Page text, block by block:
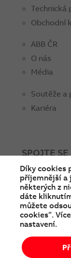
Technická
Obchodní
ABB ČR
O nás
Média
Soutěže a
Kariéra
SPOJTE
© Copyright
Díky cookies
příjemnější a
některých z
dáte
můžete
cookies“.
nastavení.